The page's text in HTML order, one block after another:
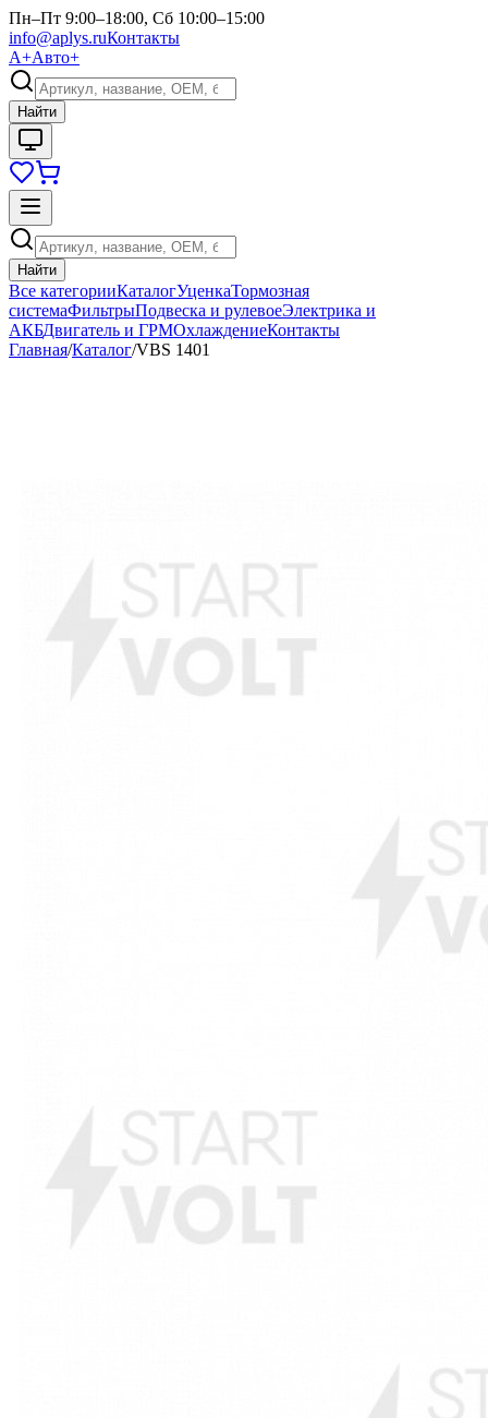
Пн–Пт 9:00–18:00, Сб 10:00–15:00
info@aplys.ruКонтакты
А+Авто+
Найти
Найти
Все категорииКаталогУценкаТормозная
системаФильтрыПодвеска и рулевоеЭлектрика и
АКБДвигатель и ГРМОхлаждениеКонтакты
Главная/Каталог/VBS 1401